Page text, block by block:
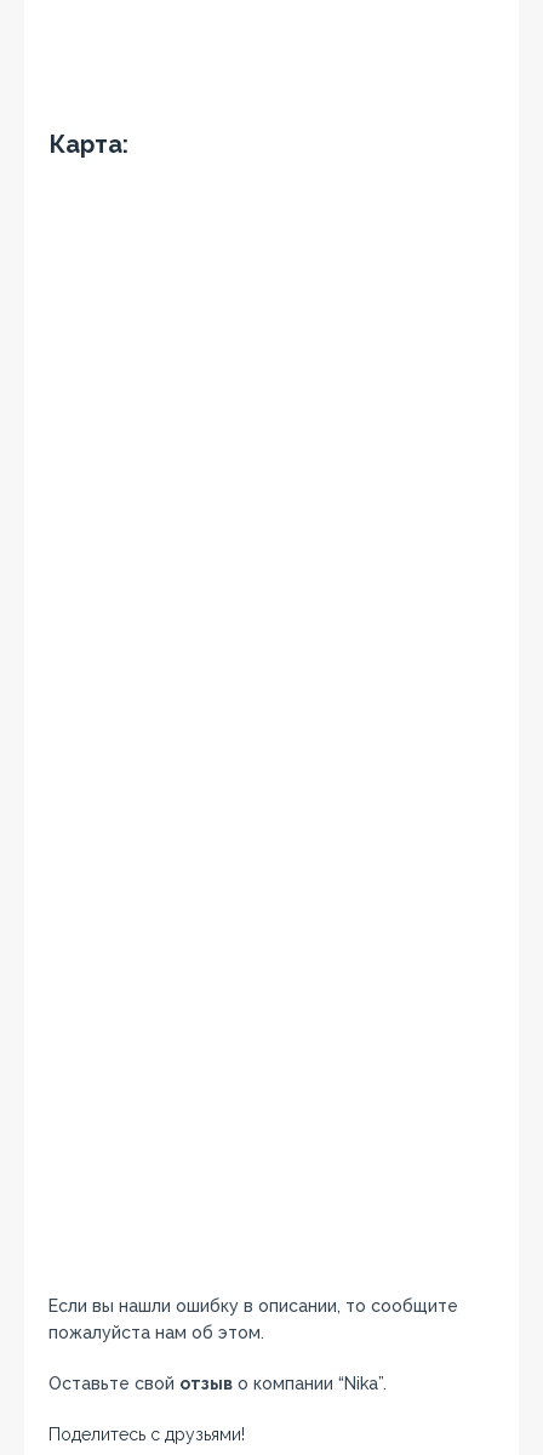
Карта:
Если вы нашли ошибку в описании, то сообщите
пожалуйста нам об этом.
Оставьте свой отзыв о компании “Nika”.
Поделитесь с друзьями!